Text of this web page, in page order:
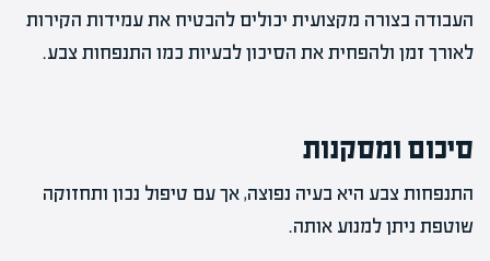
העבודה בצורה מקצועית יכולים להבטיח את עמידות הקירות
לאורך זמן ולהפחית את הסיכון לבעיות כמו התנפחות צבע.
סיכום ומסקנות
התנפחות צבע היא בעיה נפוצה, אך עם טיפול נכון ותחזוקה
שוטפת ניתן למנוע אותה.